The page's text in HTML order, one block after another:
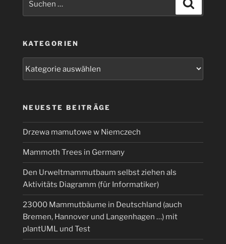
KATEGORIEN
NEUESTE BEITRÄGE
Drzewa mamutowe w Niemczech
Mammoth Trees in Germany
Den Urweltmammutbaum selbst ziehen als
Aktivitäts Diagramm (für Informatiker)
23000 Mammutbäume in Deutschland (auch
Bremen, Hannover und Langenhagen …) mit
plantUML und Test